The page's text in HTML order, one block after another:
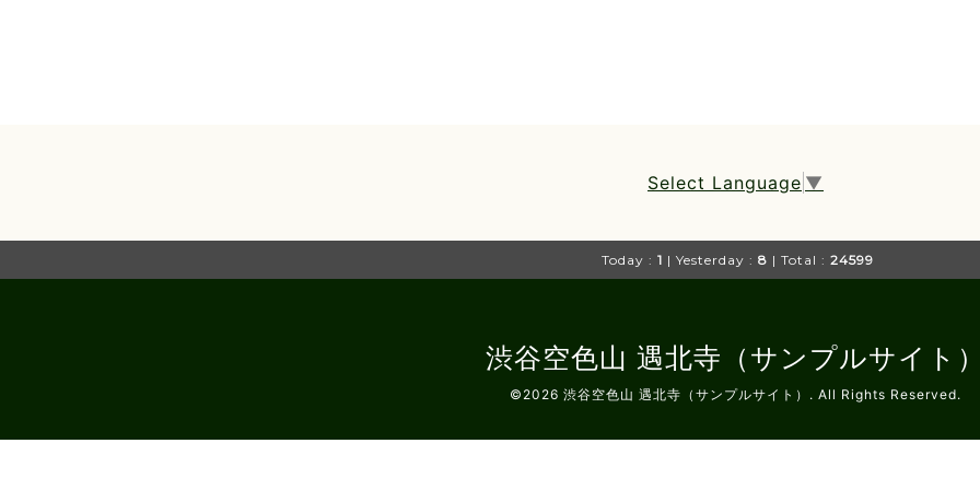
Select Language ▼
Today : 1 | Yesterday : 8 | Total : 24599
渋谷空色山 遇北寺（サンプルサイト）
©2026 渋谷空色山 遇北寺（サンプルサイト） . All Rights Reserved.